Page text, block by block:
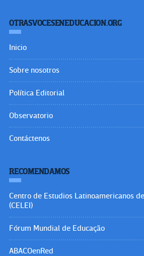
OTRASVOCESENEDUCACION.ORG
Inicio
Sobre nosotros
Política Editorial
Observatorio
Contáctenos
RECOMENDAMOS
Centro de Estudios Latinoamericanos
(CELEI)
Fórum Mundial de Educação
ABACOenRed